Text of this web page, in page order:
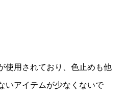
使用されており、色止めも他
いアイテムが少なくないで